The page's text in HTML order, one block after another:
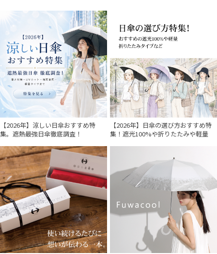
【2026年】涼しい日傘おすすめ特
集。遮熱最強日傘徹底調査！
【2026年】日傘の選び方おすすめ特
集！遮光100%や折りたたみや軽量